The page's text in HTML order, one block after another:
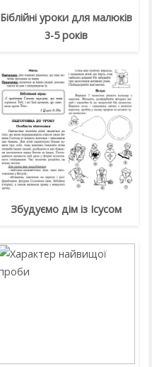
Біблійні уроки для малюків
3-5 років
Збудуємо дім із Ісусом